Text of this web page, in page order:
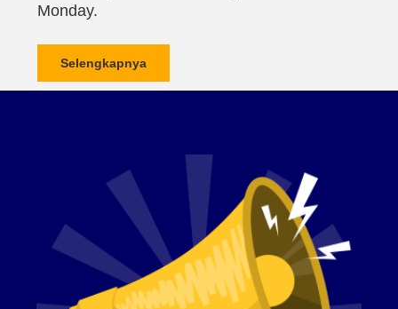
Monday.
Selengkapnya